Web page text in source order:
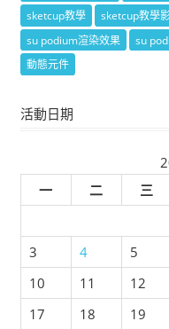
sketcup教學
sketcup教學
su podium渲染效果
su
動態元件
活動日期
一
二 三
3
4 5
10
11 12
17
18 19